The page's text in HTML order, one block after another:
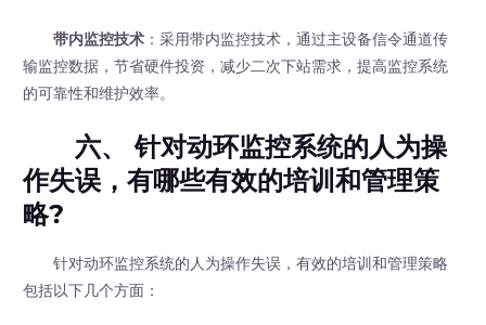
带内监控技术 ：采用带内监控技术，通过主设备信令通道传
输监控数据，节省硬件投资，减少二次下站需求，提高监控系统
的可靠性和维护效率。
六、 针对动环监控系统的人为操
作失误，有哪些有效的培训和管理策
略?
针对动环监控系统的人为操作失误，有效的培训和管理策略
包括以下几个方面：